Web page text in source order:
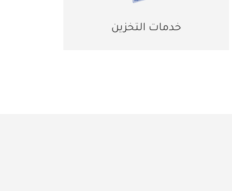
خدمات التخزين